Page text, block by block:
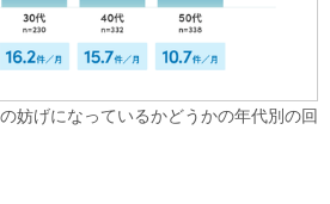
妨げになっているかどうかの年代別の回